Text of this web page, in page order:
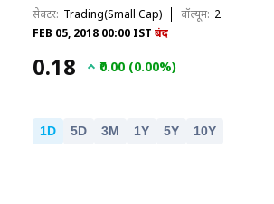
सेक्टर: Trading(Small Cap) वॉल्यूम: 2
FEB 05, 2018 00:00 IST बंद
₹0.18 ₹0.00 (0.00%)
1D 5D 3M 1Y 5Y 10Y